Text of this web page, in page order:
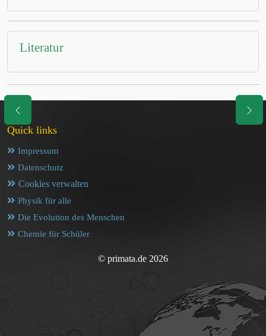
Literatur
Quick links
Impressum
Datenschutz
Cookies verwalten
Physik für alle
Die Evolution des Menschen
Chemie für Schüler
© primata.de 2026